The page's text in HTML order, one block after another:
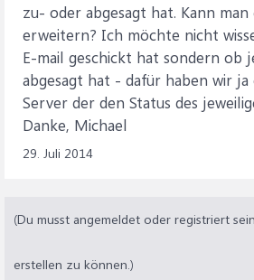
zu- oder abgesagt hat. Kann man
erweitern? Ich möchte nicht
E-mail geschickt hat sondern ob
abgesagt hat - dafür haben wir ja
Server der den Status des
Danke, Michael
29. Juli 2014
(Du musst angemeldet oder registriert
erstellen zu können.)